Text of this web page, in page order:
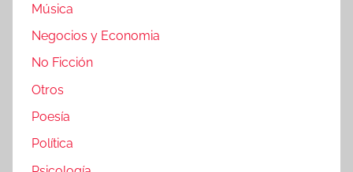
Música
Negocios y Economia
No Ficción
Otros
Poesía
Política